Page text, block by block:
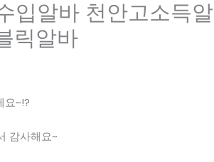
알바 천안고소득알
릭알바
요~!?
감사해요~